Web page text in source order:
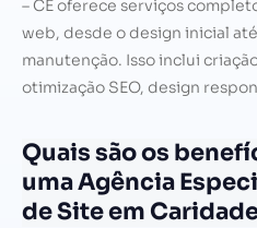
– CE oferece serviços
web, desde o design inicial
manutenção. Isso inclui
otimização SEO, design
Quais são os
uma Agência
de Site em